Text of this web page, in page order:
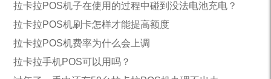
拉卡拉POS机子在使用的过程中碰到没法电池充电？
拉卡拉POS机刷卡怎样才能提高额度
拉卡拉POS机费率为什么会上调
拉卡拉手机POS可以用吗？